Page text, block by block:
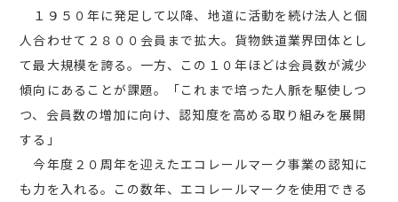
１９５０年に発足して以降、地道に活動を続け法人と個
人合わせて２８００会員まで拡大。貨物鉄道業界団体とし
て最大規模を誇る。一方、この１０年ほどは会員数が減少
傾向にあることが課題。「これまで培った人脈を駆使しつ
つ、会員数の増加に向け、認知度を高める取り組みを展開
する」
今年度２０周年を迎えたエコレールマーク事業の認知に
も力を入れる。この数年、エコレールマークを使用できる